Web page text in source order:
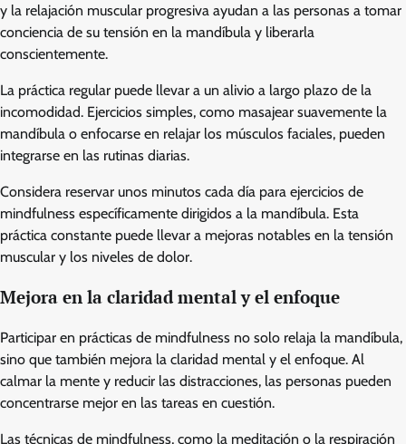
y la relajación muscular progresiva ayudan a las personas a tomar
conciencia de su tensión en la mandíbula y liberarla
conscientemente.
La práctica regular puede llevar a un alivio a largo plazo de la
incomodidad. Ejercicios simples, como masajear suavemente la
mandíbula o enfocarse en relajar los músculos faciales, pueden
integrarse en las rutinas diarias.
Considera reservar unos minutos cada día para ejercicios de
mindfulness específicamente dirigidos a la mandíbula. Esta
práctica constante puede llevar a mejoras notables en la tensión
muscular y los niveles de dolor.
Mejora en la claridad mental y el enfoque
Participar en prácticas de mindfulness no solo relaja la mandíbula,
sino que también mejora la claridad mental y el enfoque. Al
calmar la mente y reducir las distracciones, las personas pueden
concentrarse mejor en las tareas en cuestión.
Las técnicas de mindfulness, como la meditación o la respiración